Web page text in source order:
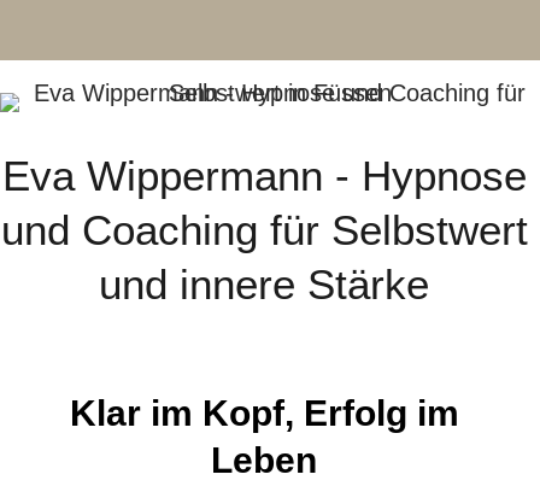
Eva Wippermann - Hypnose
und Coaching für Selbstwert
und innere Stärke
Klar im Kopf, Erfolg im
Leben